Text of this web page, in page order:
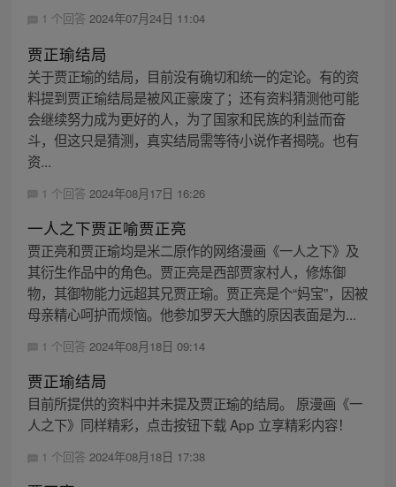
1 个回答 2024年07月24日 11:04
贾正瑜结局
关于贾正瑜的结局，目前没有确切和统一的定论。有的资
料提到贾正瑜结局是被风正豪废了；还有资料猜测他可能
会继续努力成为更好的人，为了国家和民族的利益而奋
斗，但这只是猜测，真实结局需等待小说作者揭晓。也有
资...
1 个回答 2024年08月17日 16:26
一人之下贾正喻贾正亮
贾正亮和贾正瑜均是米二原作的网络漫画《一人之下》及
其衍生作品中的角色。贾正亮是西部贾家村人，修炼御
物，其御物能力远超其兄贾正瑜。贾正亮是个“妈宝”，因被
母亲精心呵护而烦恼。他参加罗天大醮的原因表面是为...
1 个回答 2024年08月18日 09:14
贾正瑜结局
目前所提供的资料中并未提及贾正瑜的结局。 原漫画《一
人之下》同样精彩，点击按钮下载 App 立享精彩内容！
1 个回答 2024年08月18日 17:38